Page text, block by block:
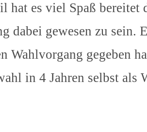
hat es viel Spaß
dabei gewesen zu sein.
Wahlvorgang gegeben
in 4 Jahren selbst